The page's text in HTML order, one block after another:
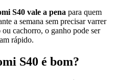
S40 vale a pena para quem
a semana sem precisar varrer
cachorro, o ganho pode ser
rápido.
S40 é bom?